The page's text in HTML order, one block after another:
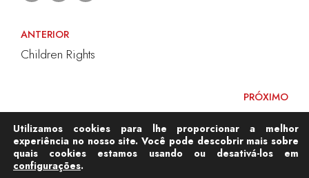
ANTERIOR
Children Rights
PRÓXIMO
Pharmaceuticals
Utilizamos cookies para lhe proporcionar a melhor
experiência no nosso site. Você pode descobrir mais sobre
quais cookies estamos usando ou desativá-los em
configurações.